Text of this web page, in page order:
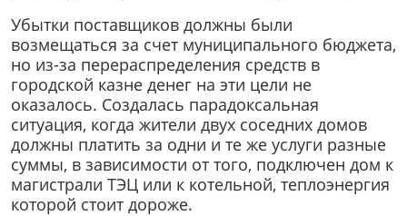
Убытки поставщиков должны были
возмещаться за счет муниципального бюджета,
но из-за перераспределения средств в
городской казне денег на эти цели не
оказалось. Создалась парадоксальная
ситуация, когда жители двух соседних домов
должны платить за одни и те же услуги разные
суммы, в зависимости от того, подключен дом к
магистрали ТЭЦ или к котельной, теплоэнергия
которой стоит дороже.